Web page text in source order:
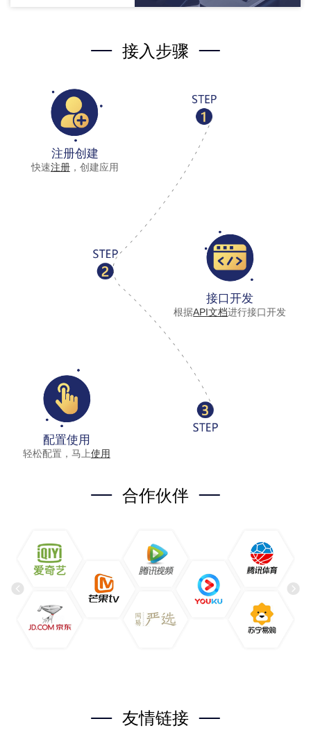
接入步骤
注册创建
快速注册，创建应用
接口开发
根据API文档进行接口开发
配置使用
轻松配置，马上使用
合作伙伴
友情链接